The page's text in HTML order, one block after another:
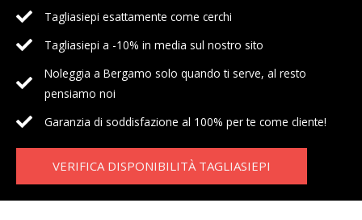
Tagliasiepi esattamente come cerchi
Tagliasiepi a -10% in media sul nostro sito
Noleggia a Bergamo solo quando ti serve, al resto
pensiamo noi
Garanzia di soddisfazione al 100% per te come cliente!
VERIFICA DISPONIBILITÀ TAGLIASIEPI